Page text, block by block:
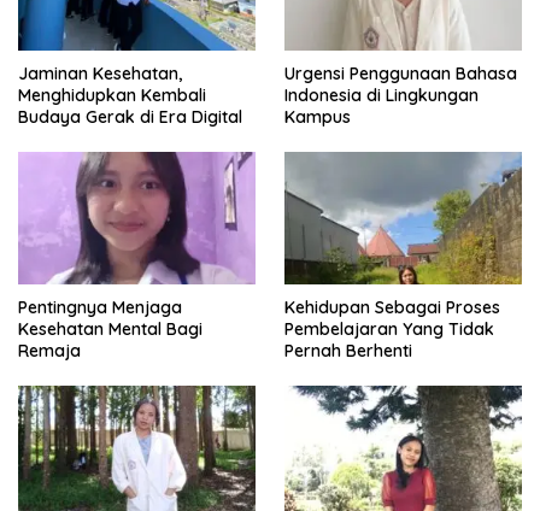
Jaminan Kesehatan,
Menghidupkan Kembali
Budaya Gerak di Era Digital
Urgensi Penggunaan Bahasa
Indonesia di Lingkungan
Kampus
Pentingnya Menjaga
Kesehatan Mental Bagi
Remaja
Kehidupan Sebagai Proses
Pembelajaran Yang Tidak
Pernah Berhenti